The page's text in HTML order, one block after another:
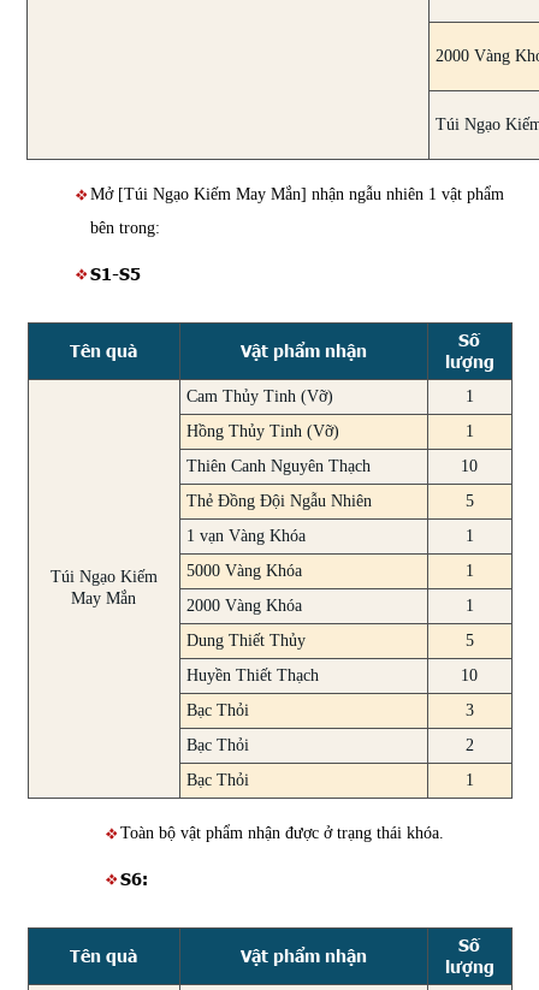
2000 Vàng
Túi Ngạo
Mở [Túi Ngạo Kiếm May Mắn] nhận ngẫu nhiên 1 vật phẩm
bên trong:
S1-S5
Tên quà Vật phẩm nhận
Số
lượng
Túi Ngạo Kiếm
May Mắn
Cam Thủy Tinh (Vỡ)
1
Hồng Thủy Tinh (Vỡ)
1
Thiên Canh Nguyên Thạch
10
Thẻ Đồng Đội Ngẫu Nhiên
5
1 vạn Vàng Khóa
1
5000 Vàng Khóa
1
2000 Vàng Khóa
1
Dung Thiết Thủy
5
Huyền Thiết Thạch
10
Bạc Thỏi
3
Bạc Thỏi
2
Bạc Thỏi
1
Toàn bộ vật phẩm nhận được ở trạng thái khóa.
S6:
Tên quà Vật phẩm nhận
Số
lượng